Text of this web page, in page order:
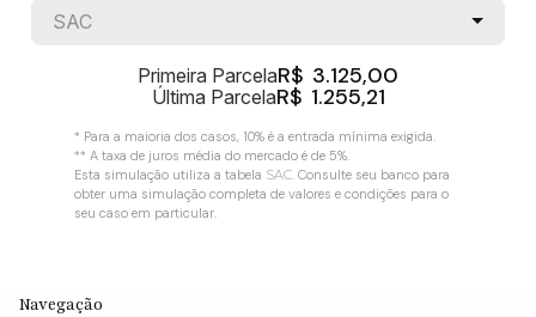
SAC
Primeira ParcelaR$ 3.125,00
Última ParcelaR$ 1.255,21
* Para a maioria dos casos, 10% é a entrada mínima exigida.
** A taxa de juros média do mercado é de 5%.
Esta simulação utiliza a tabela SAC. Consulte seu banco para
obter uma simulação completa de valores e condições para o
seu caso em particular.
Navegação